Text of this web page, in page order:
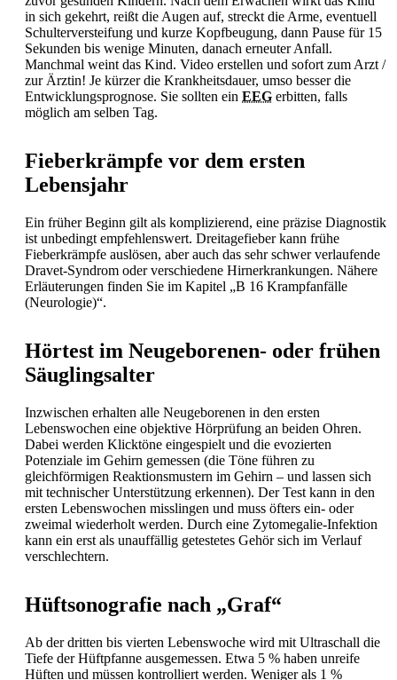
in sich gekehrt, reißt die Augen auf, streckt die Arme, eventuell
Schulterversteifung und kurze Kopfbeugung, dann Pause für 15
Sekunden bis wenige Minuten, danach erneuterAnfall.
Manchmal weint das Kind. Video erstellen und sofort zum Arzt /
zur Ärztin! Je kürzer die Krankheitsdauer, umso besser die
Entwicklungsprognose. Sie sollten ein EEG erbitten, falls
möglich am selben Tag.
Fieberkrämpfe vor dem ersten
Lebensjahr
Ein früher Beginn gilt als komplizierend, eine präzise Diagnostik
ist unbedingt empfehlenswert. Dreitagefieber kann frühe
Fieberkrämpfe auslösen, aber auch das sehr schwer verlaufende
Dravet-Syndrom oder verschiedene Hirnerkrankungen. Nähere
Erläuterungen finden Sie im Kapitel „B 16 Krampfanfälle
(Neurologie)“.
Hörtest im Neugeborenen- oder frühen
Säuglingsalter
Inzwischen erhalten alle Neugeborenen in den ersten
Lebenswochen eine objektive Hörprüfung an beiden Ohren.
Dabei werden Klicktöne eingespielt und die evozierten
Potenziale im Gehirn gemessen (die Töne führen zu
gleichförmigen Reaktionsmustern im Gehirn – und lassen sich
mit technischer Unterstützung erkennen). Der Test kann in den
ersten Lebenswochen misslingen und muss öfters ein- oder
zweimal wiederholt werden. Durch eine Zytomegalie-Infektion
kann ein erst als unauffällig getestetes Gehör sich im Verlauf
verschlechtern.
Hüftsonografie nach „Graf“
Ab der dritten bis vierten Lebenswoche wird mit Ultraschall die
Tiefe der Hüftpfanne ausgemessen. Etwa 5 % haben unreife
Hüften und müssen kontrolliert werden. Weniger als 1 %